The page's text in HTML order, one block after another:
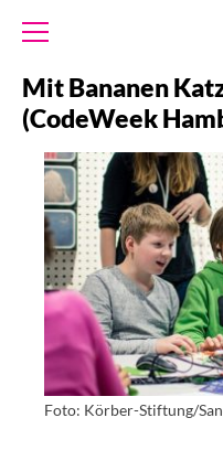
Mit Bananen
(CodeWeek
Foto: Körber-Stiftung/